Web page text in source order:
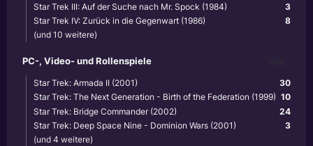
3
Star Trek III: Auf der Suche nach Mr. Spock (1984)
8
Star Trek IV: Zurück in die Gegenwart (1986)
(und 10 weitere)
PC-, Video- und Rollenspiele
30
Star Trek: Armada II (2001)
10
Star Trek: The Next Generation - Birth of the Federation (1999)
24
Star Trek: Bridge Commander (2002)
3
Star Trek: Deep Space Nine - Dominion Wars (2001)
(und 4 weitere)